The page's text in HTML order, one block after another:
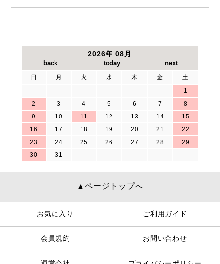
2026年 08月
日 月 火 水 木 金
土
1
2
3 4 5 6 7
8
9
10 11 12 13 14
15
16
17 18 19 20 21
22
23
24 25 26 27 28
29
30
31
▲ページトップへ
お気に入り ご利用ガイド
会員規約 お問い合わせ